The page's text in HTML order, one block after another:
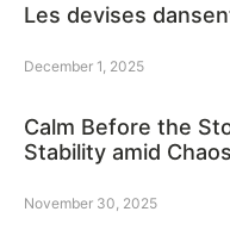
Les devises
December 1, 2025
Calm Before the
Stability amid Chaos
November 30, 2025